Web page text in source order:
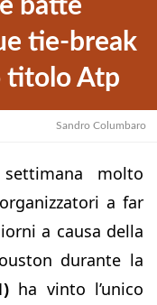
batte
tie-break
titolo Atp
Sandro Columbaro
molto
a far
a causa della
durante la
ha vinto l’unico